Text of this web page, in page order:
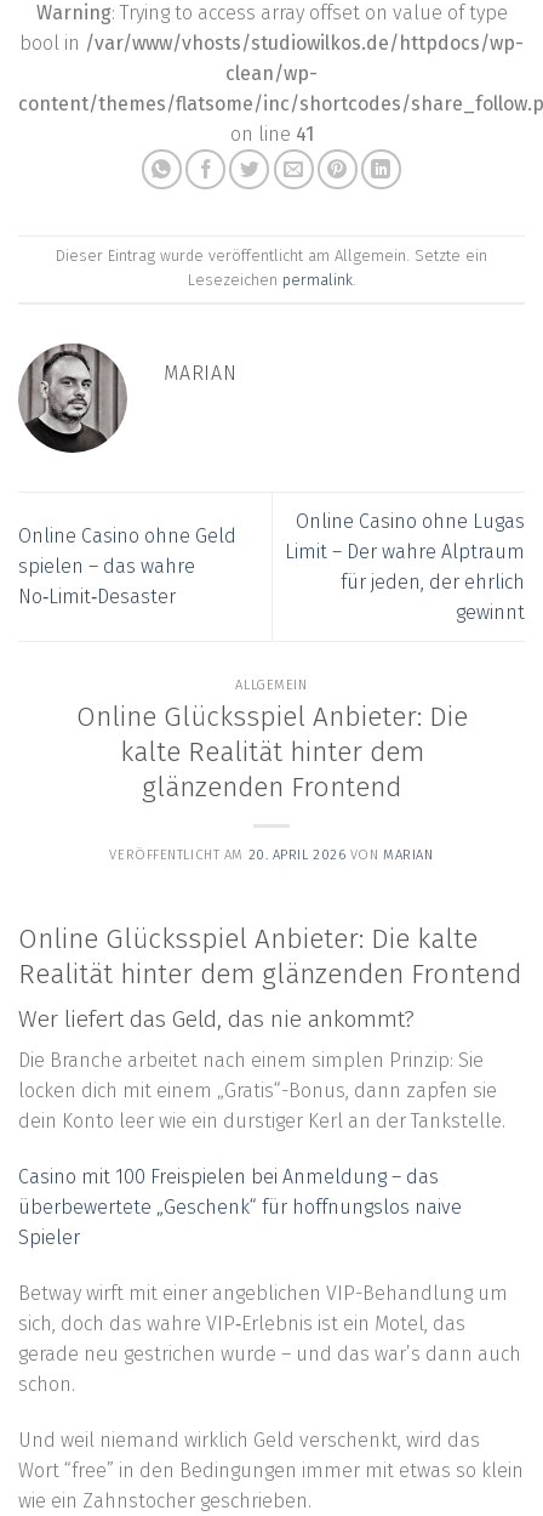
Warning: Trying to access array offset on value of type
bool in /var/www/vhosts/studiowilkos.de/httpdocs/wp-
clean/wp-
content/themes/flatsome/inc/shortcodes/
on line 41
Dieser Eintrag wurde veröffentlicht am Allgemein. Setzte ein
Lesezeichen permalink.
MARIAN
Online Casino ohne Geld
spielen – das wahre
No‑Limit‑Desaster
Online Casino ohne Lugas
Limit – Der wahre Alptraum
für jeden, der ehrlich
gewinnt
ALLGEMEIN
Online Glücksspiel Anbieter: Die
kalte Realität hinter dem
glänzenden Frontend
VERÖFFENTLICHT AM 20. APRIL 2026 VONMARIAN
Online Glücksspiel Anbieter: Die kalte
Realität hinter dem glänzenden Frontend
Wer liefert das Geld, das nie ankommt?
Die Branche arbeitet nach einem simplen Prinzip: Sie
locken dich mit einem „Gratis“-Bonus, dann zapfen sie
dein Konto leer wie ein durstiger Kerl an der Tankstelle.
Casino mit 100 Freispielen bei Anmeldung – das
überbewertete „Geschenk“ für hoffnungslos naive
Spieler
Betway wirft mit einer angeblichen VIP-Behandlung um
sich, doch das wahre VIP‑Erlebnis ist ein Motel, das
gerade neu gestrichen wurde – und das war’s dann auch
schon.
Und weil niemand wirklich Geld verschenkt, wird das
Wort “free” in den Bedingungen immer mit etwas so klein
wie ein Zahnstocher geschrieben.